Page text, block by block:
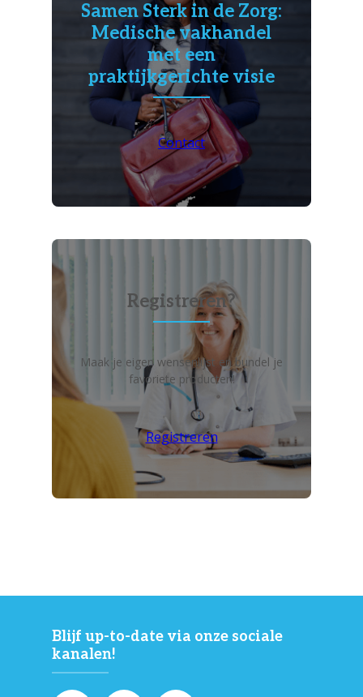
Samen Sterk in de Zorg:
Medische vakhandel
met een
praktijkgerichte visie
Contact
Registreren?
Maak je eigen wensenlijst en bundel je
favoriete producten!
Registreren
Blijf up-to-date via onze sociale
kanalen!